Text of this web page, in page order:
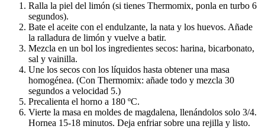
Ralla la piel del limón (si tienes Thermomix, ponla en turbo 6
segundos).
Bate el aceite con el endulzante, la nata y los huevos. Añade
la ralladura de limón y vuelve a batir.
Mezcla en un bol los ingredientes secos: harina, bicarbonato,
sal y vainilla.
Une los secos con los líquidos hasta obtener una masa
homogénea. (Con Thermomix: añade todo y mezcla 30
segundos a velocidad 5.)
Precalienta el horno a 180 ºC.
Vierte la masa en moldes de magdalena, llenándolos solo 3/4.
Hornea 15-18 minutos. Deja enfriar sobre una rejilla y listo.